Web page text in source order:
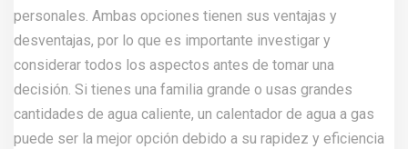
personales. Ambas opciones tienen sus ventajas y
desventajas, por lo que es importante investigar y
considerar todos los aspectos antes de tomar una
decisión. Si tienes una familia grande o usas grandes
cantidades de agua caliente, un calentador de agua a gas
puede ser la mejor opción debido a su rapidez y eficiencia